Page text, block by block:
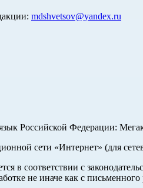
mdshvetsov@yandex.ru
Российской Федерации:
сети «Интернет» (для
в соответствии с
не иначе как с письменного